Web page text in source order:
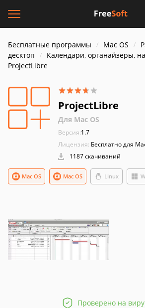
Бесплатные программы Mac OS
десктоп
Календари, органайзеры,
ProjectLibre
ProjectLibre
Для Mac OS
Версия:1.7
Лицензия: Бесплатно для
1187 скачиваний
Mac OS Linux
Mac OS
Проверено на